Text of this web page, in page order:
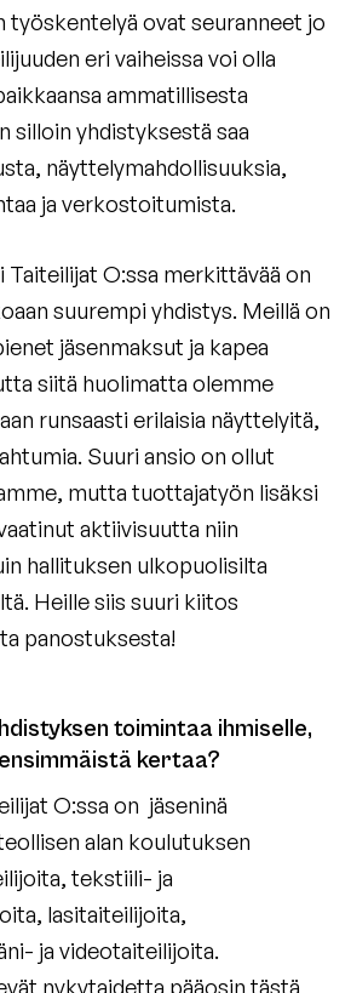
työskentelyä ovat seuranneet jo
eri vaiheissa voi olla
ammatillisesta
silloin yhdistyksestä saa
näyttelymahdollisuuksia,
ja verkostoitumista.
Taiteilijat O:ssa merkittävää on
suurempi yhdistys. Meillä on
jäsenmaksut ja kapea
siitä huolimatta olemme
runsaasti erilaisia näyttelyitä,
Suuri ansio on ollut
mutta tuottajatyön lisäksi
aktiivisuutta niin
hallituksen ulkopuolisilta
Heille siis suuri kiitos
panostuksesta!
toimintaa ihmiselle,
kertaa?​
O:ssa on jäseninä
alan koulutuksen
tekstiili- ja
lasitaiteilijoita,
ja videotaiteilijoita.
nykytaidetta pääosin tästä